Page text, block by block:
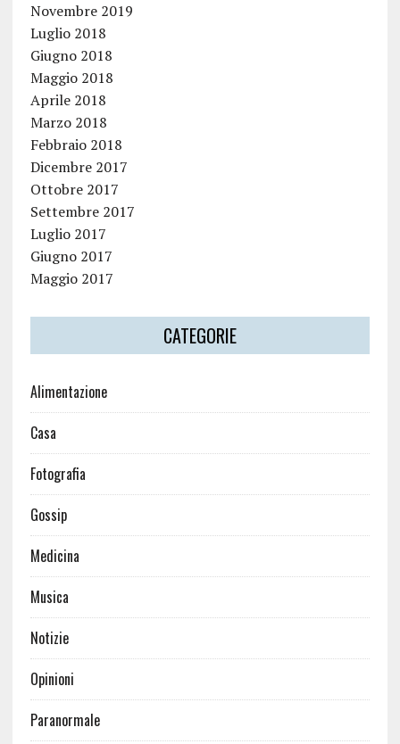
Novembre 2019
Luglio 2018
Giugno 2018
Maggio 2018
Aprile 2018
Marzo 2018
Febbraio 2018
Dicembre 2017
Ottobre 2017
Settembre 2017
Luglio 2017
Giugno 2017
Maggio 2017
CATEGORIE
Alimentazione
Casa
Fotografia
Gossip
Medicina
Musica
Notizie
Opinioni
Paranormale